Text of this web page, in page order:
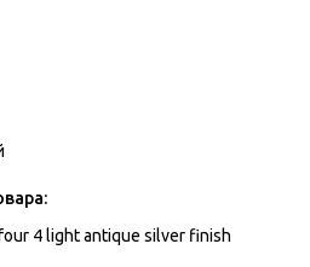
4 light antique silver finish